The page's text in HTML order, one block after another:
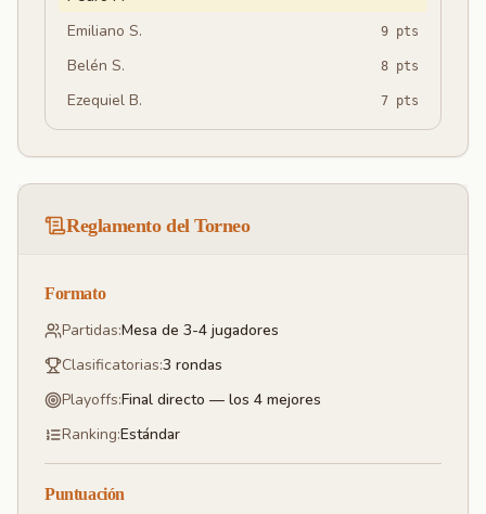
Emiliano S. 9 pts
Belén S. 8 pts
Ezequiel B. 7 pts
Reglamento del Torneo
Formato
Partidas:Mesa de 3-4 jugadores
Clasificatorias:3 rondas
Playoffs:Final directo — los 4 mejores
Ranking:Estándar
Puntuación